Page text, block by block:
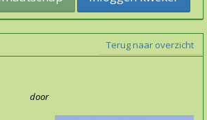
Terug naar overzicht
door